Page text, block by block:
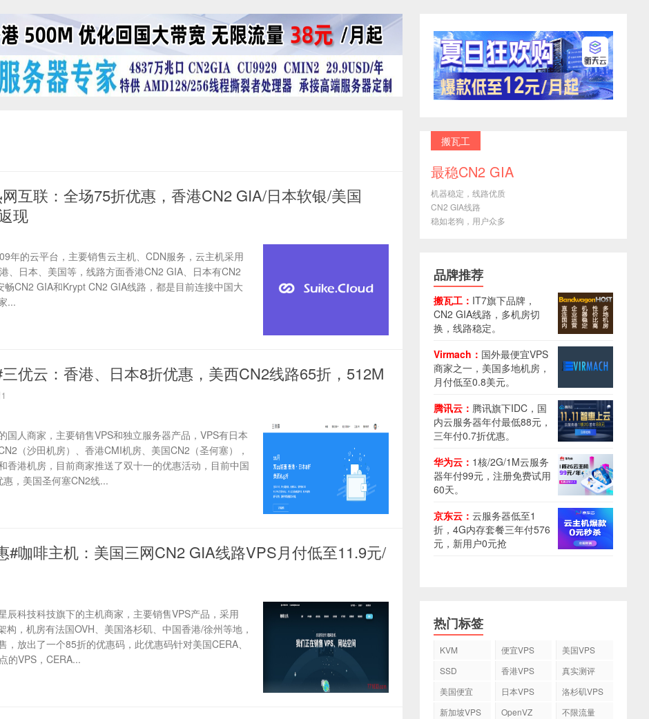
互联：全场75折优惠，香港CN2 GIA/日本软银/美国
现
年的云平台，主要销售云主机、CDN服务，云主机采用
、日本、美国等，线路方面香港CN2 GIA、日本有CN2
CN2 GIA和Krypt CN2 GIA线路，都是目前连接中国大
...
优云：香港、日本8折优惠，美西CN2线路65折，512M
1
国人商家，主要销售VPS和独立服务器产品，VPS有日本
（沙田机房）、香港CMI机房、美国CN2（圣何塞），
香港机房，目前商家推送了双十一的优惠活动，目前中国
，美国圣何塞CN2线...
#咖啡主机：美国三网CN2 GIA线路VPS月付低至11.9元/
辰科技科技旗下的主机商家，主要销售VPS产品，采用
构，机房有法国OVH、美国洛杉矶、中国香港/徐州等地，
，放出了一个85折的优惠码，此优惠码针对美国CERA、
的VPS，CERA...
搬瓦工
最稳CN2 GIA
机器稳定，线路优质
CN2 GIA线路
稳如老狗，用户众多
品牌推荐
搬瓦工： IT7旗下品牌，
CN2 GIA线路，多机房切
换，线路稳定。
Virmach： 国外最便宜VPS
商家之一，美国多地机房，
月付低至0.8美元。
腾讯云： 腾讯旗下IDC，国
内云服务器年付最低88元，
三年付0.7折优惠。
华为云： 1核/2G/1M云服务
器年付99元，注册免费试用
60天。
京东云： 云服务器低至1
折，4G内存套餐三年付576
元，新用户0元抢
热门标签
KVM 便宜VPS
美国VPS
SSD
香港VPS
真实测评
美国便宜
日本VPS
洛杉矶VPS
新加坡VPS
OpenVZ
不限流量